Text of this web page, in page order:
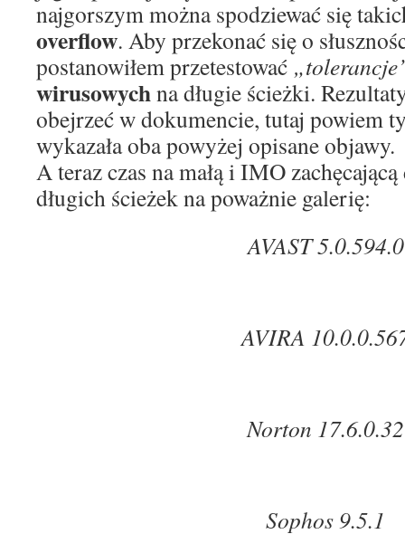
najgorszym można spodziewać się
overflow. Aby przekonać się o
postanowiłem przetestować
wirusowychna długie ścieżki.
obejrzeć w dokumencie, tutaj powiem
wykazała oba powyżej opisane objawy.
A teraz czas na małą i IMO
długich ścieżek na poważnie galerię:
AVAST 5.0.594.0
AVIRA
Norton 17.6.0.32
Sophos 9.5.1